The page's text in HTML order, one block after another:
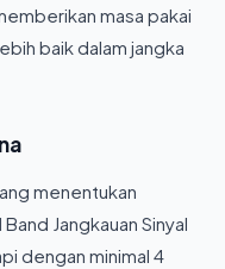
masa pakai
baik dalam jangka
menentukan
Jangkauan Sinyal
dengan minimal 4